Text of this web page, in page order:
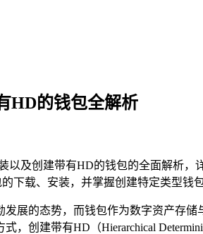
HD的钱包全解析
以及创建带有HD的钱包的全面解析
下载、安装，并掌握创建特定类型钱
展的态势，而钱包作为数字资产存
，创建带有HD（Hierarchical